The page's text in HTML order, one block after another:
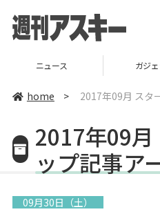
ニュース ガジ
home > 2017年09月 スタ
2017年09
ップ記事ア
09月30日（土）